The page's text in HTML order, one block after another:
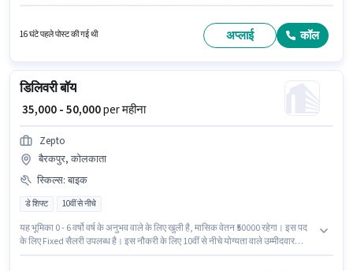
Fixed सैलरी उपलब्ध है।
16 घंटे पहले पोस्ट की गई थी अप्लाई कॉल
डिलिवरी बॉय
₹ 35,000 - 50,000per महीना
Zepto
बैरकपुर, कोलकाता
स्किल्स: बाइक
डे शिफ्ट 10वीं से नीचे
यह भूमिका 0 - 6 वर्षो वर्ष के अनुभव वाले के लिए खुली है, मासिक वेतन ₹50000 रहेगा। इस पद
के लिए Fixed सैलरी उपलब्ध है। इस नौकरी के लिए 10वीं से नीचे योग्यता वाले उम्मीदवार